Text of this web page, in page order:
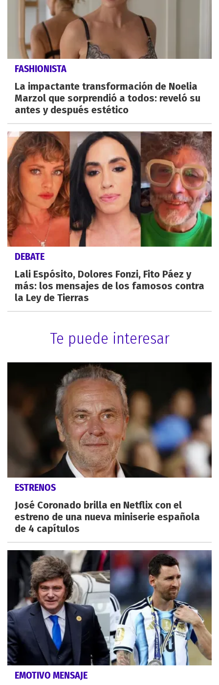
FASHIONISTA
La impactante transformación de Noelia
Marzol que sorprendió a todos: reveló su
antes y después estético
DEBATE
Lali Espósito, Dolores Fonzi, Fito Páez y
más: los mensajes de los famosos contra
la Ley de Tierras
Te puede interesar
ESTRENOS
José Coronado brilla en Netflix con el
estreno de una nueva miniserie española
de 4 capítulos
EMOTIVO MENSAJE